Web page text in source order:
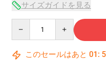
サイズガイドを見る
このセールはあと 01 :